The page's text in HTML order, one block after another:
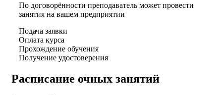
По договорённости преподаватель может провести
занятия на вашем предприятии
Подача заявки
Оплата курса
Прохождение обучения
Получение удостоверения
Расписание очных занятий